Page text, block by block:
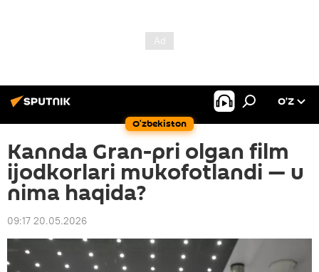
O‘zbekiston
O’Z
Kannda Gran-pri olgan film
ijodkorlari mukofotlandi — u
nima haqida?
09:17 20.05.2026